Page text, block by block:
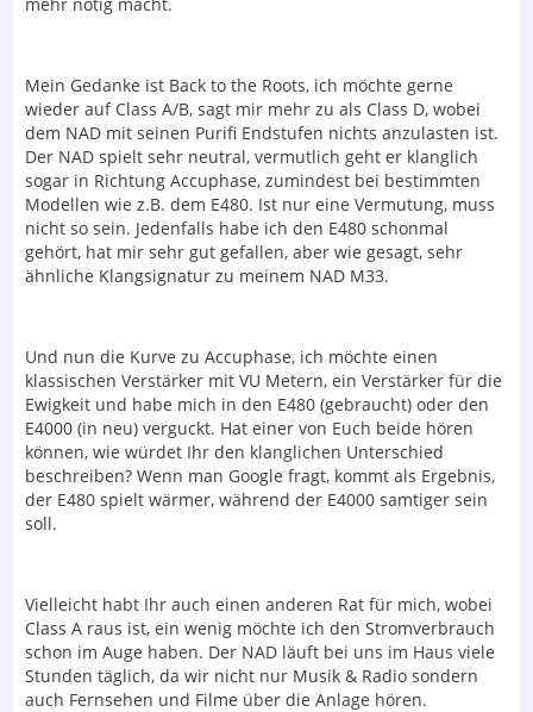
Mein Gedanke ist Back to the Roots, ich möchte gerne
wieder auf Class A/B, sagt mir mehr zu als Class D, wobei
dem NAD mit seinen Purifi Endstufen nichts anzulasten ist.
Der NAD spielt sehr neutral, vermutlich geht er klanglich
sogar in Richtung Accuphase, zumindest bei bestimmten
Modellen wie z.B. dem E480. Ist nur eine Vermutung, muss
nicht so sein. Jedenfalls habe ich den E480 schonmal
gehört, hat mir sehr gut gefallen, aber wie gesagt, sehr
ähnliche Klangsignatur zu meinem NAD M33.
Und nun die Kurve zu Accuphase, ich möchte einen
klassischen Verstärker mit VU Metern, ein Verstärker für die
Ewigkeit und habe mich in den E480 (gebraucht) oder den
E4000 (in neu) verguckt. Hat einer von Euch beide hören
können, wie würdet Ihr den klanglichen Unterschied
beschreiben? Wenn man Google fragt, kommt als Ergebnis,
der E480 spielt wärmer, während der E4000 samtiger sein
soll.
Vielleicht habt Ihr auch einen anderen Rat für mich, wobei
Class A raus ist, ein wenig möchte ich den Stromverbrauch
schon im Auge haben. Der NAD läuft bei uns im Haus viele
Stunden täglich, da wir nicht nur Musik & Radio sondern
auch Fernsehen und Filme über die Anlage hören.